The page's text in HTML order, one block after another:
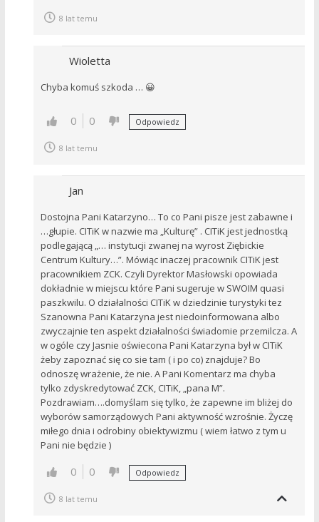
8 lat temu
Wioletta
Chyba komuś szkoda … 😀
0 0 Odpowiedz
8 lat temu
Jan
Dostojna Pani Katarzyno… To co Pani pisze jest zabawne i
…głupie. CITiK w nazwie ma „Kulturę” . CITiK jest jednostką
podlegającą „… instytucji zwanej na wyrost Ziębickie
Centrum Kultury…”. Mówiąc inaczej pracownik CITiK jest
pracownikiem ZCK. Czyli Dyrektor Masłowski opowiada
dokładnie w miejscu które Pani sugeruje w SWOIM quasi
paszkwilu. O działalności CITiK w dziedzinie turystyki tez
Szanowna Pani Katarzyna jest niedoinformowana albo
zwyczajnie ten aspekt działalności świadomie przemilcza. A
w ogóle czy Jasnie oświecona Pani Katarzyna był w CITiK
żeby zapoznać się co sie tam ( i po co) znajduje? Bo
odnoszę wrażenie, że nie. A Pani Komentarz ma chyba
tylko zdyskredytować ZCK, CITiK, „pana M”.
Pozdrawiam….domyślam się tylko, że zapewne im bliżej do
wyborów samorządowych Pani aktywność wzrośnie. Życzę
miłego dnia i odrobiny obiektywizmu ( wiem łatwo z tym u
Pani nie będzie )
0 0 Odpowiedz
8 lat temu